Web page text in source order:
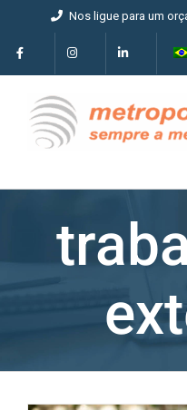
conteúdo
Nos ligue para um